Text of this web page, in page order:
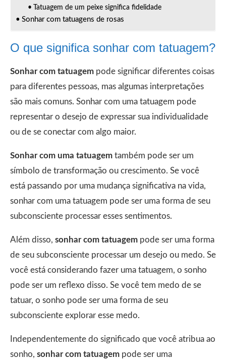
Tatuagem de um peixe significa fidelidade
Sonhar com tatuagens de rosas
O que significa sonhar com tatuagem?
Sonhar com tatuagem pode significar diferentes coisas
para diferentes pessoas, mas algumas interpretações
são mais comuns. Sonhar com uma tatuagem pode
representar o desejo de expressar sua individualidade
ou de se conectar com algo maior.
Sonhar com uma tatuagem também pode ser um
símbolo de transformação ou crescimento. Se você
está passando por uma mudança significativa na vida,
sonhar com uma tatuagem pode ser uma forma de seu
subconsciente processar esses sentimentos.
Além disso, sonhar com tatuagem pode ser uma forma
de seu subconsciente processar um desejo ou medo. Se
você está considerando fazer uma tatuagem, o sonho
pode ser um reflexo disso. Se você tem medo de se
tatuar, o sonho pode ser uma forma de seu
subconsciente explorar esse medo.
Independentemente do significado que você atribua ao
sonho, sonhar com tatuagem pode ser uma